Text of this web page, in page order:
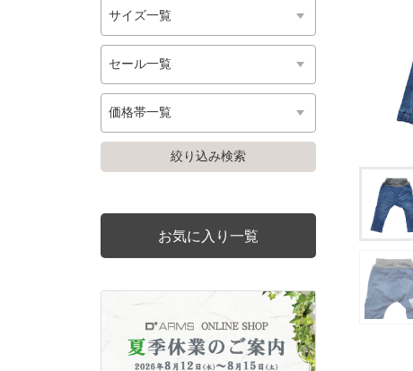
お気に入り一覧